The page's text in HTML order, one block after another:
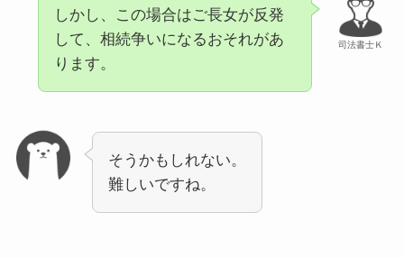
司法書士Ｋ
しかし、この場合はご長女が反発
して、相続争いになるおそれがあ
ります。
そうかもしれない。
難しいですね。